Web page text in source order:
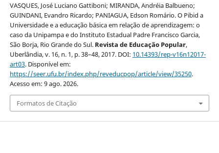
VASQUES, José Luciano Gattiboni; MIRANDA, Andréia Balbueno;
GUINDANI, Evandro Ricardo; PANIAGUA, Edson Romário. O Pibid a
Universidade e a educação básica em relação de aprendizagem: o
caso da Unipampa e do Instituto Estadual Padre Francisco Garcia,
São Borja, Rio Grande do Sul. Revista de Educação Popular,
Uberlândia, v. 16, n. 1, p. 38–48, 2017. DOI: 10.14393/rep-v16n12017-
art03. Disponível em:
https://seer.ufu.br/index.php/reveducpop/article/view/35250.
Acesso em: 9 ago. 2026.
Formatos de Citação